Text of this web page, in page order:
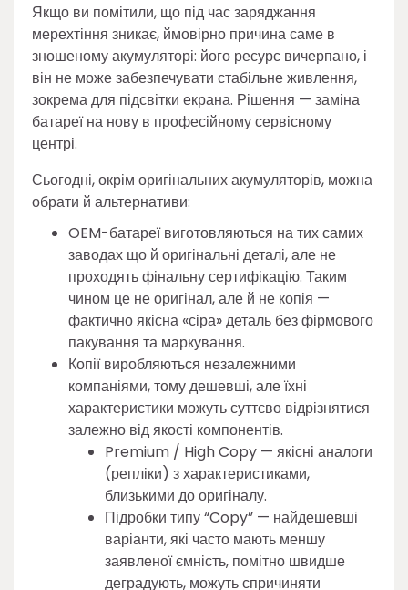
Якщо ви помітили, що під час заряджання
мерехтіння зникає, ймовірно причина саме в
зношеному акумуляторі: його ресурс вичерпано, і
він не може забезпечувати стабільне живлення,
зокрема для підсвітки екрана. Рішення — заміна
батареї на нову в професійному сервісному
центрі.
Сьогодні, окрім оригінальних акумуляторів, можна
обрати й альтернативи:
OEM-батареї виготовляються на тих самих
заводах що й оригінальні деталі, але не
проходять фінальну сертифікацію. Таким
чином це не оригінал, але й не копія —
фактично якісна «сіра» деталь без фірмового
пакування та маркування.
Копії виробляються незалежними
компаніями, тому дешевші, але їхні
характеристики можуть суттєво відрізнятися
залежно від якості компонентів.
Premium / High Copy — якісні аналоги
(репліки) з характеристиками,
близькими до оригіналу.
Підробки типу “Copy” — найдешевші
варіанти, які часто мають меншу
заявленої ємність, помітно швидше
деградують, можуть спричиняти